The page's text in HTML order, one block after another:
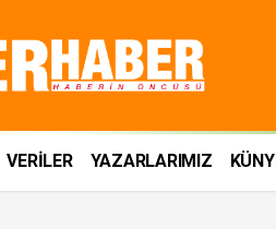
VERİLER YAZARLARIMIZ